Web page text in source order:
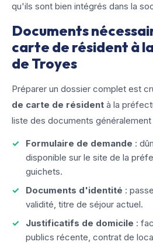
qu'ils sont bien intégrés dans la
Documents
carte de résident à
de Troyes
Préparer un dossier complet est
de carte de résident à la
liste des documents généralement
Formulaire de demande :
disponible sur le site de la
guichets.
Documents d'identité :
validité, titre de séjour actuel.
Justificatifs de domicile :
publics récente, contrat de